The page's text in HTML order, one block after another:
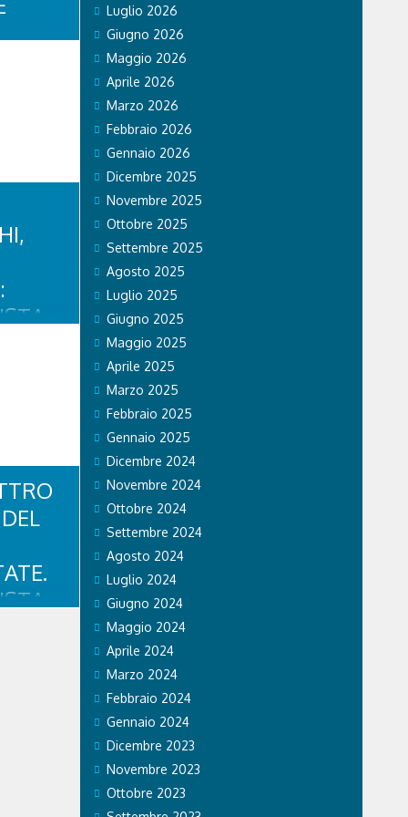
a
e unito.
Luglio 2026
Giugno 2026
Maggio 2026
Aprile 2026
Marzo 2026
Febbraio 2026
Gennaio 2026
Dicembre 2025
Novembre 2025
Ottobre 2025
Settembre 2025
Agosto 2025
Luglio 2025
Giugno 2025
Maggio 2025
Aprile 2025
Marzo 2025
Febbraio 2025
Gennaio 2025
Dicembre 2024
Novembre 2024
Ottobre 2024
Settembre 2024
Agosto 2024
Luglio 2024
Giugno 2024
Maggio 2024
Aprile 2024
Marzo 2024
Febbraio 2024
Gennaio 2024
Dicembre 2023
Novembre 2023
Ottobre 2023